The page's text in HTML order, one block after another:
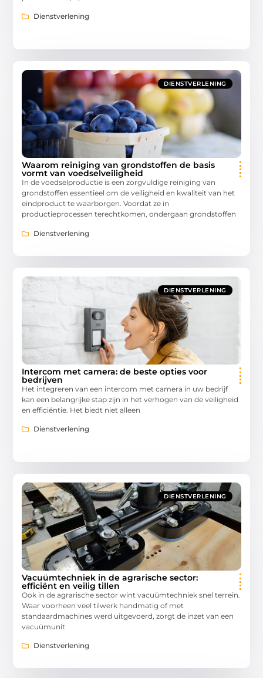
Dienstverlening
DIENSTVERLENING
Waarom reiniging van grondstoffen de basis
vormt van voedselveiligheid
In de voedselproductie is een zorgvuldige reiniging van
grondstoffen essentieel om de veiligheid en kwaliteit van het
eindproduct te waarborgen. Voordat ze in
productieprocessen terechtkomen, ondergaan grondstoffen
Dienstverlening
DIENSTVERLENING
Intercom met camera: de beste opties voor
bedrijven
Het integreren van een intercom met camera in uw bedrijf
kan een belangrijke stap zijn in het verhogen van de veiligheid
en efficiëntie. Het biedt niet alleen
Dienstverlening
DIENSTVERLENING
Vacuümtechniek in de agrarische sector:
efficiënt en veilig tillen
Ook in de agrarische sector wint vacuümtechniek snel terrein.
Waar voorheen veel tilwerk handmatig of met
standaardmachines werd uitgevoerd, zorgt de inzet van een
vacuümunit
Dienstverlening